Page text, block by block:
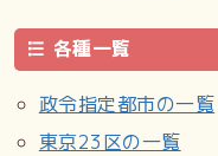
各種一覧
政令指定都市の一覧
東京23区の一覧